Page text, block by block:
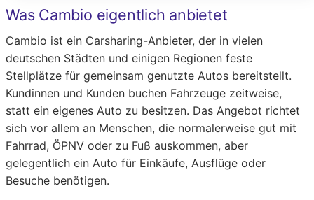
Was Cambio eigentlich anbietet
Cambio ist ein Carsharing-Anbieter, der in vielen
deutschen Städten und einigen Regionen feste
Stellplätze für gemeinsam genutzte Autos bereitstellt.
Kundinnen und Kunden buchen Fahrzeuge zeitweise,
statt ein eigenes Auto zu besitzen. Das Angebot richtet
sich vor allem an Menschen, die normalerweise gut mit
Fahrrad, ÖPNV oder zu Fuß auskommen, aber
gelegentlich ein Auto für Einkäufe, Ausflüge oder
Besuche benötigen.